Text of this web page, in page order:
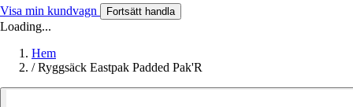
Visa min kundvagn Fortsätt handla
Loading...
Hem
/ Ryggsäck Eastpak Padded Pak'R